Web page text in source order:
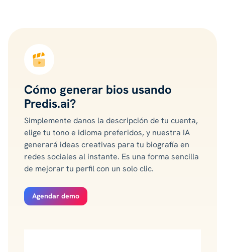
Cómo generar bios usando
Predis.ai?
Simplemente danos la descripción de tu cuenta,
elige tu tono e idioma preferidos, y nuestra IA
generará ideas creativas para tu biografía en
redes sociales al instante. Es una forma sencilla
de mejorar tu perfil con un solo clic.
Agendar demo